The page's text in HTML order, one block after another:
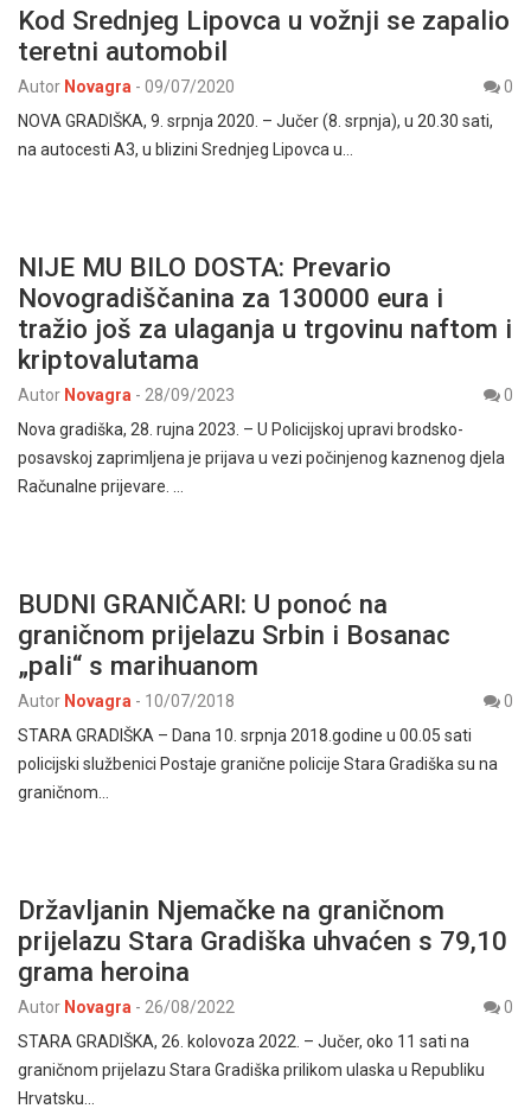
Kod Srednjeg Lipovca u vožnji se zapalio
teretni automobil
Autor Novagra - 09/07/2020
0
NOVA GRADIŠKA, 9. srpnja 2020. – Jučer (8. srpnja), u 20.30 sati,
na autocesti A3, u blizini Srednjeg Lipovca u…
NIJE MU BILO DOSTA: Prevario
Novogradiščanina za 130000 eura i
tražio još za ulaganja u trgovinu naftom i
kriptovalutama
Autor Novagra - 28/09/2023
0
Nova gradiška, 28. rujna 2023. – U Policijskoj upravi brodsko-
posavskoj zaprimljena je prijava u vezi počinjenog kaznenog djela
Računalne prijevare. …
BUDNI GRANIČARI: U ponoć na
graničnom prijelazu Srbin i Bosanac
„pali“ s marihuanom
Autor Novagra - 10/07/2018
0
STARA GRADIŠKA – Dana 10. srpnja 2018.godine u 00.05 sati
policijski službenici Postaje granične policije Stara Gradiška su na
graničnom…
Državljanin Njemačke na graničnom
prijelazu Stara Gradiška uhvaćen s 79,10
grama heroina
Autor Novagra - 26/08/2022
0
STARA GRADIŠKA, 26. kolovoza 2022. – Jučer, oko 11 sati na
graničnom prijelazu Stara Gradiška prilikom ulaska u Republiku
Hrvatsku…